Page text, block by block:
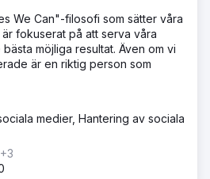
främst på innehåll under
SEO-engagemanget.
Vi producerade
blogg och produktsidor som
kunder och sökmotorer.
har levererat en positiv ROI
– Acietas webbplats har
i nya affärer från leads som har
SEO-program."
We Can"-filosofi som sätter våra
fokuserat på att serva våra
möjliga resultat. Även om vi
är en riktig person som
medier, Hantering av sociala
+3